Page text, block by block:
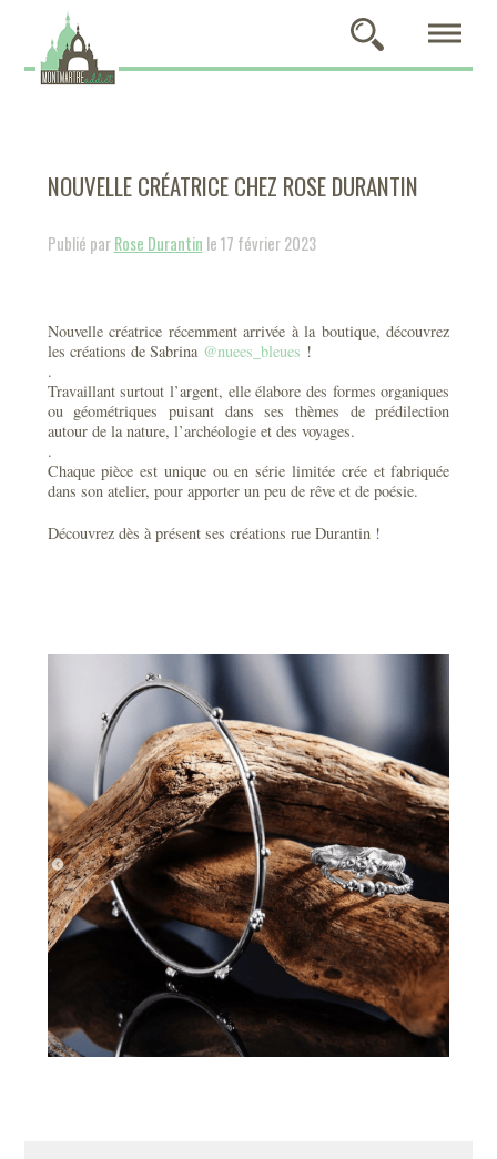
NOUVELLE CRÉATRICE CHEZ ROSE DURANTIN
Publié parRose Durantin le 17 février 2023
Nouvelle créatrice récemment arrivée à la boutique, découvrez
les créations de Sabrina @nuees_bleues !
.
Travaillant surtout l’argent, elle élabore des formes organiques
ou géométriques puisant dans ses thèmes de prédilection
autour de la nature, l’archéologie et des voyages.
​.
Chaque pièce est unique ou en série limitée crée et fabriquée
dans son atelier, pour apporter un peu de rêve et de poésie.
Découvrez dès à présent ses créations rue Durantin !